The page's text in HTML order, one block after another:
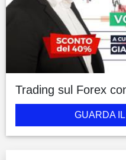
Trading sul Forex
GUARDA